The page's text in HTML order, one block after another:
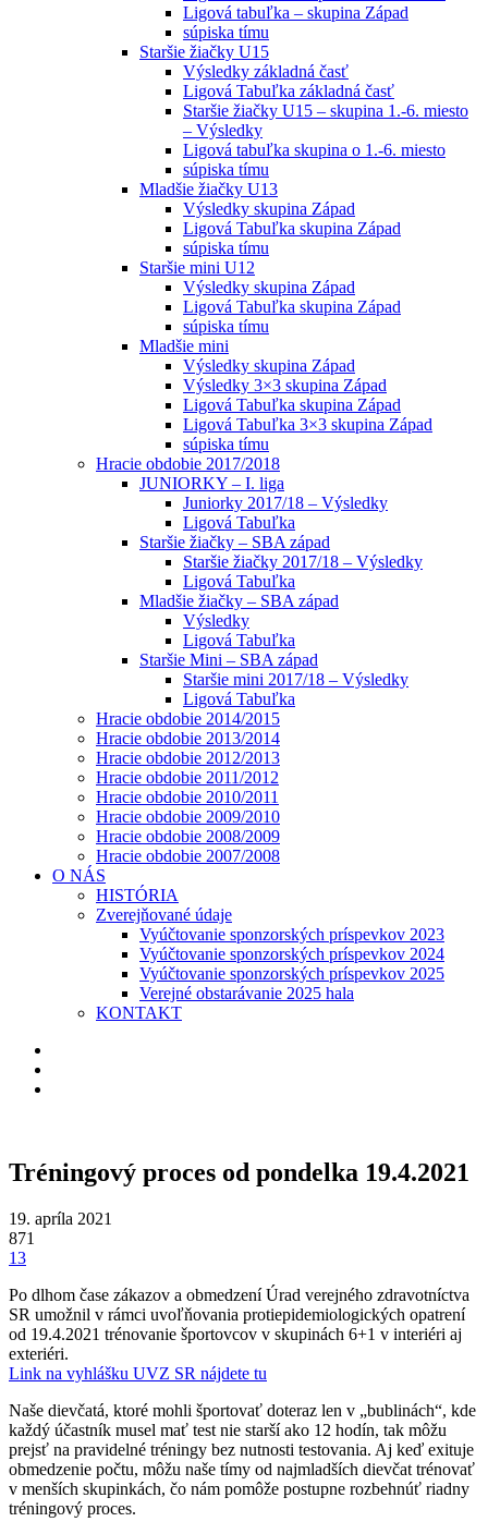
Ligová tabuľka – skupina Západ
súpiska tímu
Staršie žiačky U15
Výsledky základná časť
Ligová Tabuľka základná časť
Staršie žiačky U15 – skupina 1.-6. miesto
– Výsledky
Ligová tabuľka skupina o 1.-6. miesto
súpiska tímu
Mladšie žiačky U13
Výsledky skupina Západ
Ligová Tabuľka skupina Západ
súpiska tímu
Staršie mini U12
Výsledky skupina Západ
Ligová Tabuľka skupina Západ
súpiska tímu
Mladšie mini
Výsledky skupina Západ
Výsledky 3×3 skupina Západ
Ligová Tabuľka skupina Západ
Ligová Tabuľka 3×3 skupina Západ
súpiska tímu
Hracie obdobie 2017/2018
JUNIORKY – I. liga
Juniorky 2017/18 – Výsledky
Ligová Tabuľka
Staršie žiačky – SBA západ
Staršie žiačky 2017/18 – Výsledky
Ligová Tabuľka
Mladšie žiačky – SBA západ
Výsledky
Ligová Tabuľka
Staršie Mini – SBA západ
Staršie mini 2017/18 – Výsledky
Ligová Tabuľka
Hracie obdobie 2014/2015
Hracie obdobie 2013/2014
Hracie obdobie 2012/2013
Hracie obdobie 2011/2012
Hracie obdobie 2010/2011
Hracie obdobie 2009/2010
Hracie obdobie 2008/2009
Hracie obdobie 2007/2008
O NÁS
HISTÓRIA
Zverejňované údaje
Vyúčtovanie sponzorských príspevkov 2023
Vyúčtovanie sponzorských príspevkov 2024
Vyúčtovanie sponzorských príspevkov 2025
Verejné obstarávanie 2025 hala
KONTAKT
Tréningový proces od pondelka 19.4.2021
19. apríla 2021
871
13
Po dlhom čase zákazov a obmedzení Úrad verejného zdravotníctva
SR umožnil v rámci uvoľňovania protiepidemiologických opatrení
od 19.4.2021 trénovanie športovcov v skupinách 6+1 v interiéri aj
exteriéri.
Link na vyhlášku UVZ SR nájdete tu
Naše dievčatá, ktoré mohli športovať doteraz len v „bublinách“, kde
každý účastník musel mať test nie starší ako 12 hodín, tak môžu
prejsť na pravidelné tréningy bez nutnosti testovania. Aj keď exituje
obmedzenie počtu, môžu naše tímy od najmladších dievčat trénovať
v menších skupinkách, čo nám pomôže postupne rozbehnúť riadny
tréningový proces.